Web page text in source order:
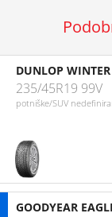
DUNLOP WINTER
235/45R19 99V
potniške/SUV
GOODYEAR